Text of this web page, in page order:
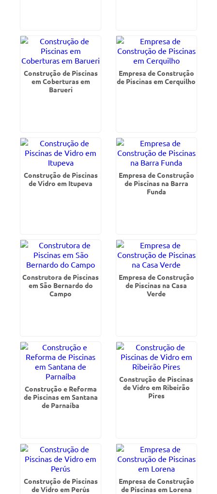
Construção de Piscinas
em Coberturas em
Barueri
Empresa de Construção
de Piscinas em Cerquilho
Construção de Piscinas
de Vidro em Itupeva
Empresa de Construção
de Piscinas na Barra
Funda
Construtora de Piscinas
em São Bernardo do
Campo
Empresa de Construção
de Piscinas na Casa
Verde
Construção e Reforma
de Piscinas em Santana
de Parnaíba
Construção de Piscinas
de Vidro em Ribeirão
Pires
Construção de Piscinas
de Vidro em Perús
Empresa de Construção
de Piscinas em Lorena